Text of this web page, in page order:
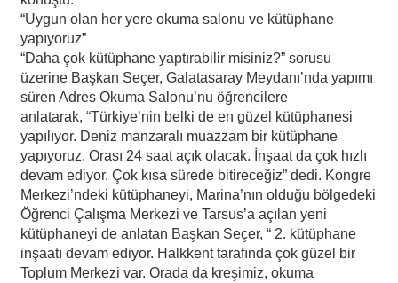
“Uygun olan her yere okuma salonu ve kütüphane
yapıyoruz”
“Daha çok kütüphane yaptırabilir misiniz?” sorusu
üzerine Başkan Seçer, Galatasaray Meydanı’nda yapımı
süren Adres Okuma Salonu’nu öğrencilere
anlatarak, “Türkiye’nin belki de en güzel kütüphanesi
yapılıyor. Deniz manzaralı muazzam bir kütüphane
yapıyoruz. Orası 24 saat açık olacak. İnşaat da çok hızlı
devam ediyor. Çok kısa sürede bitireceğiz” dedi. Kongre
Merkezi’ndeki kütüphaneyi, Marina’nın olduğu bölgedeki
Öğrenci Çalışma Merkezi ve Tarsus’a açılan yeni
kütüphaneyi de anlatan Başkan Seçer, “ 2. kütüphane
inşaatı devam ediyor. Halkkent tarafında çok güzel bir
Toplum Merkezi var. Orada da kreşimiz, okuma